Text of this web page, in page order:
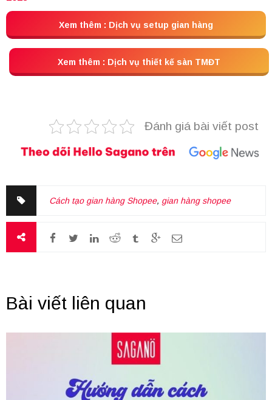
Xem thêm : Dịch vụ setup gian hàng
Xem thêm : Dịch vụ thiết kế sàn TMĐT
Đánh giá bài viết post
Cách tạo gian hàng Shopee, gian hàng shopee
Bài viết liên quan